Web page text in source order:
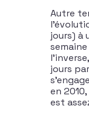
Autre
jours) à
jours
en
est